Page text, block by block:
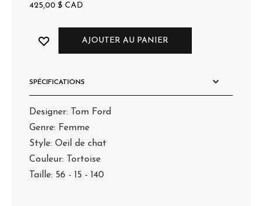
425,00 $ CAD
AJOUTER AU PANIER
SPÉCIFICATIONS
Designer: Tom Ford
Genre: Femme
Style: Oeil de chat
Couleur: Tortoise
Taille: 56 - 15 - 140